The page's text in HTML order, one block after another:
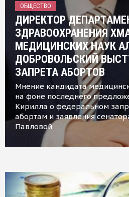
ОБЩЕСТВО
ДИРЕКТОР
ЗДРАВООХРАНЕНИЯ
МЕДИЦИНСКИХ НАУК
ДОБРОВОЛЬСКИЙ
ЗАПРЕТА АБОРТОВ
Мнение кандидата
на фоне последнего
Кирилла о федеральном
абортам и заявления
Павловой